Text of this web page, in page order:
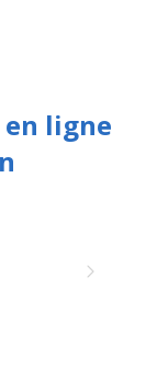
ligne